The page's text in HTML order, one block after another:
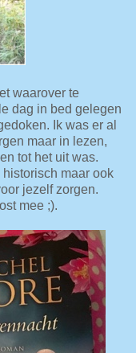
waarover te
dag in bed gelegen
Ik was er al
maar in lezen,
tot het uit was.
maar ook
jezelf zorgen.
mee ;).